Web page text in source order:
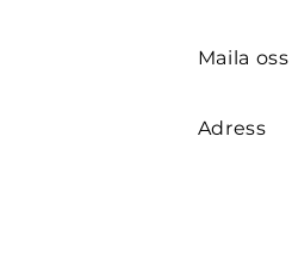
Maila oss
Adress